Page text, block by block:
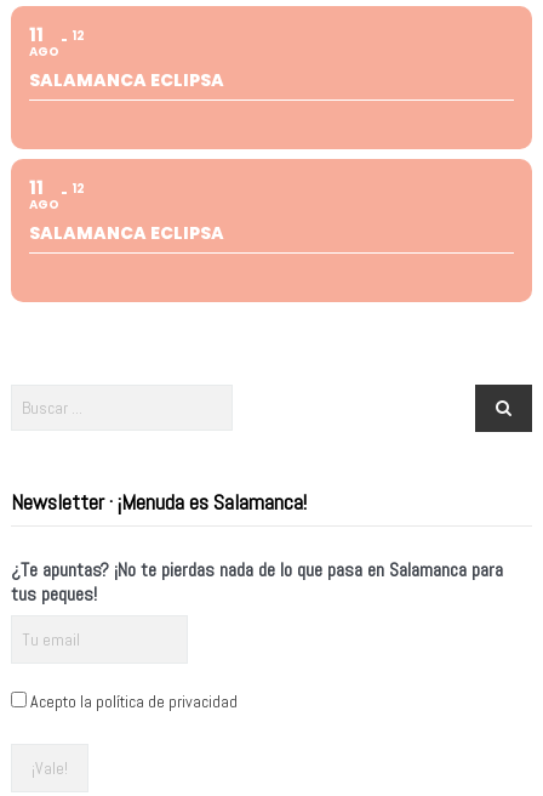
11
AGO
12
SALAMANCA ECLIPSA
11
AGO
12
SALAMANCA ECLIPSA
Newsletter · ¡Menuda es Salamanca!
¿Te apuntas? ¡No te pierdas nada de lo que pasa en Salamanca para
tus peques!
Acepto la política de privacidad